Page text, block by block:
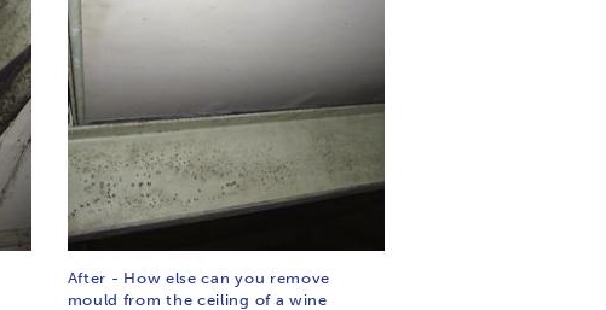
After - How else can you remove
mould from the ceiling of a wine